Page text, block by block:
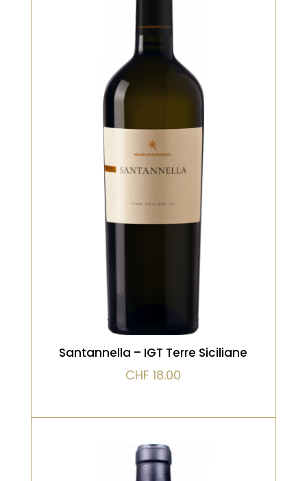
Assemblage original de Fiano et
Chenin Blanc, alliant tension,
complexité et élégance. Notes de
fruits blancs, miel léger et belle
VOIR LE PRODUIT
Santannella – IGT Terre Siciliane
CHF 18.00